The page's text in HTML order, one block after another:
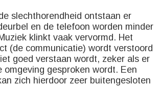
slechthorendheid ontstaan er
en de telefoon worden minder
klinkt vaak vervormd. Het
(de communicatie) wordt verstoord
goed verstaan wordt, zeker als er
omgeving gesproken wordt. Een
zich hierdoor zeer buitengesloten